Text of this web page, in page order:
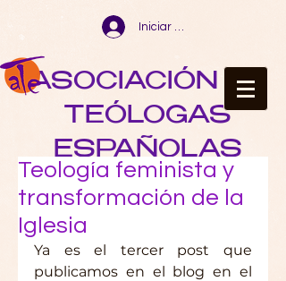
Iniciar sesión
ASOCIACIÓN DE
TEÓLOGAS
ESPAÑOLAS
Teología feminista y
transformación de la
Iglesia
Ya es el tercer post que
publicamos en el blog en el